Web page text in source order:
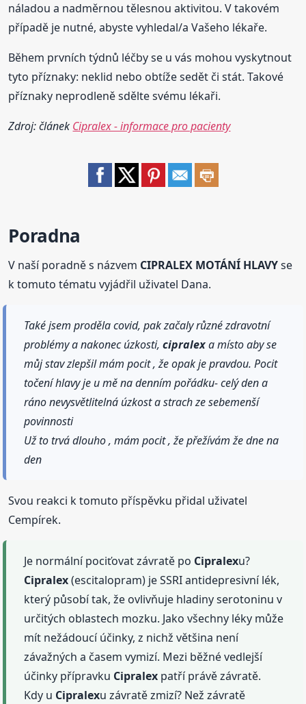
náladou a nadměrnou tělesnou aktivitou. V takovém
případě je nutné, abyste vyhledal/a Vašeho lékaře.
Během prvních týdnů léčby se u vás mohou vyskytnout
tyto příznaky: neklid nebo obtíže sedět či stát. Takové
příznaky neprodleně sdělte svému lékaři.
Zdroj: článek Cipralex - informace pro pacienty
Poradna
V naší poradně s názvem CIPRALEX MOTÁNÍ HLAVYse
k tomuto tématu vyjádřil uživatel Dana.
Také jsem proděla covid, pak začaly různé zdravotní
problémy a nakonec úzkosti,cipralexa místo aby se
můj stav zlepšil mám pocit , že opak je pravdou. Pocit
točení hlavy je u mě na denním pořádku- celý den a
ráno nevysvětlitelná úzkost a strach ze sebemenší
povinnosti
Už to trvá dlouho , mám pocit , že přežívám že dne na
den
Svou reakci k tomuto příspěvku přidal uživatel
Cempírek.
Je normální pociťovat závratě po Cipralexu?
Cipralex(escitalopram) je SSRI antidepresivní lék,
který působí tak, že ovlivňuje hladiny serotoninu v
určitých oblastech mozku. Jako všechny léky může
mít nežádoucí účinky, z nichž většina není
závažných a časem vymizí. Mezi běžné vedlejší
účinky přípravku Cipralex patří právě závratě.
Kdy u Cipralexu závratě zmizí? Než závratě